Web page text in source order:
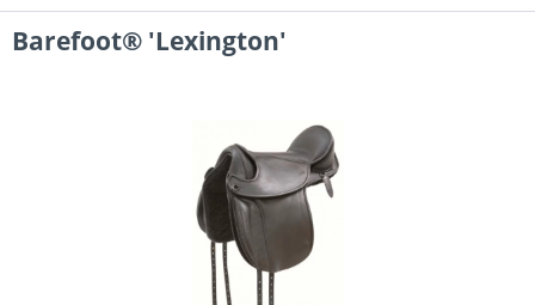
Barefoot® 'Lexington'